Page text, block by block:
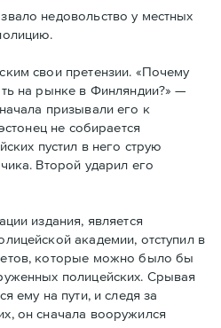
недовольство у местных
свои претензии. «Почему
на рынке в Финляндии?» —
призывали его к
не собирается
пустил в него струю
Второй ударил его
издания, является
академии, отступил в
которые можно было бы
полицейских. Срывая
ему на пути, и следя за
он сначала вооружился